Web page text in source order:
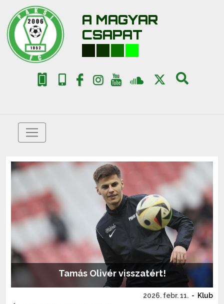
A MAGYAR
CSAPAT
Tamás Olivér visszatért!
2026. febr. 11. - Klub